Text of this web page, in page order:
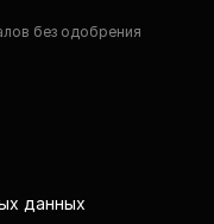
без одобрения
данных